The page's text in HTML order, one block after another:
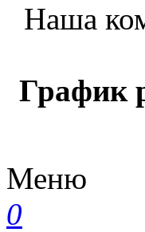
Наша
График
Меню
0